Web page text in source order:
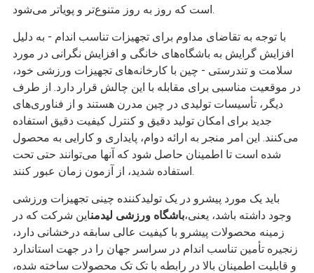
است که روز به روز متنوع‌تر و پویاتر می‌شود.
با توجه به تقاضای مداوم برای تجهیزات تناسب اندام - به دلیل
افزایش گرایش به باشگاه‌های خانگی و افزایش نگرانی در مورد
سلامت و تندرستی - چین با کارخانه‌های تجهیزات ورزشی خود،
در موقعیت مناسبی برای مقابله با این چالش قرار دارد. از طرف
دیگر، تأسیسات تولیدی در چین مدرن هستند و از فناوری‌های
جدید برای امکان تولید دقیق و کنترل کیفیت دقیق استفاده
می‌کنند. این امر منجر به ارائه دوام، پایداری و کارایی به محصول
شده است تا اطمینان حاصل شود که آنها می‌توانند حتی تحت
استفاده شدید، از آزمون زمان عبور کنند.
باید یک مورد پیشرو در یک تولیدکننده چینی تجهیزات ورزشی
وجود داشته باشد، یعنی،باشگاه ورزشی لیدمناین شرکت که در
زمینه محصولات پیشرو با کیفیت عالی سابقه درخشانی دارد،
زنجیره تأمین تناسب اندام در سراسر جهان را در جهت استاندارد
و قابلیت اطمینان بالا در رابطه با تک تک محصولات ساخته شده،